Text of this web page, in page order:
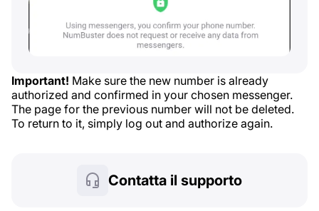
Important! Make sure the new number is already
authorized and confirmed in your chosen messenger.
The page for the previous number will not be deleted.
To return to it, simply log out and authorize again.
Contatta il supporto